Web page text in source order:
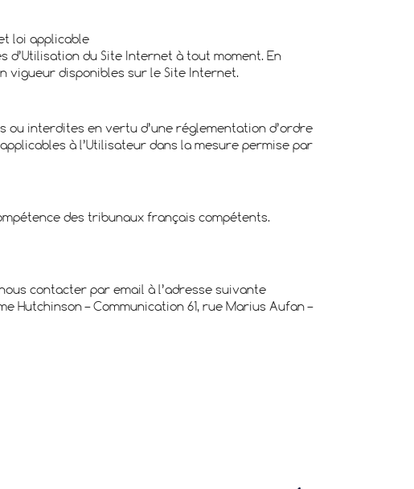
loi applicable
du Site Internet à tout moment. En
vigueur disponibles sur le Site Internet.
ou interdites en vertu d’une réglementation d’ordre
à l’Utilisateur dans la mesure permise par
des tribunaux français compétents.
contacter par email à l’adresse suivante
– Communication 61, rue Marius Aufan –